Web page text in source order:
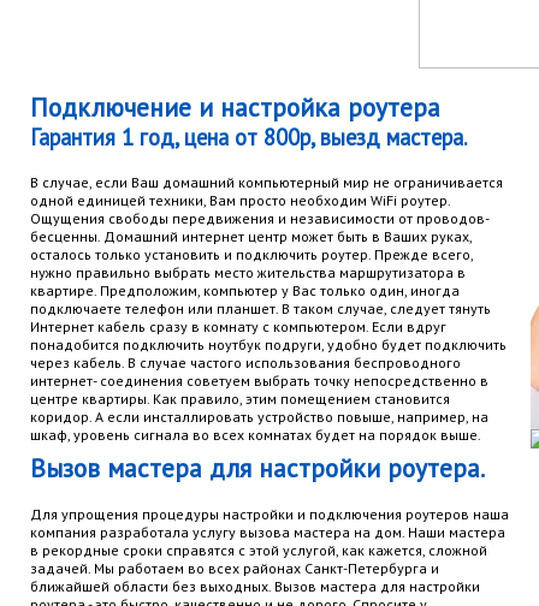
Подключение и настройка роутера
Гарантия 1 год, цена от 800р, выезд мастера.
В случае, если Ваш домашний компьютерный мир не ограничивается
одной единицей техники, Вам просто необходим WiFi роутер.
Ощущения свободы передвижения и независимости от проводов-
бесценны. Домашний интернет центр может быть в Ваших руках,
осталось только установить и подключить роутер. Прежде всего,
нужно правильно выбрать место жительства маршрутизатора в
квартире. Предположим, компьютер у Вас только один, иногда
подключаете телефон или планшет. В таком случае, следует тянуть
Интернет кабель сразу в комнату с компьютером. Если вдруг
понадобится подключить ноутбук подруги, удобно будет подключить
через кабель. В случае частого использования беспроводного
интернет- соединения советуем выбрать точку непосредственно в
центре квартиры. Как правило, этим помещением становится
коридор. А если инсталлировать устройство повыше, например, на
шкаф, уровень сигнала во всех комнатах будет на порядок выше.
Вызов мастера для настройки роутера.
Для упрощения процедуры настройки и подключения роутеров наша
компания разработала услугу вызова мастера на дом. Наши мастера
в рекордные сроки справятся с этой услугой, как кажется, сложной
задачей. Мы работаем во всех районах Санкт-Петербурга и
ближайшей области без выходных. Вызов мастера для настройки